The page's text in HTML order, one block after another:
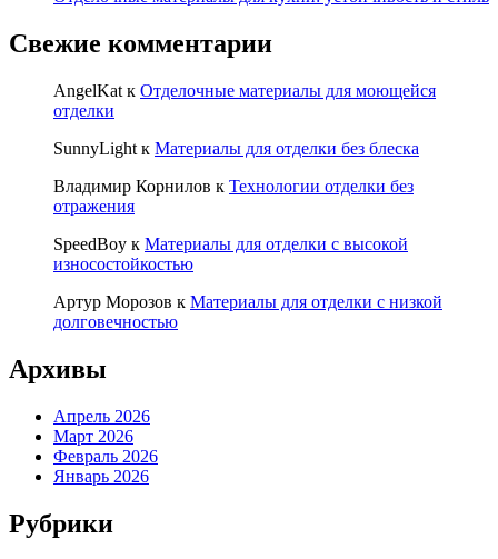
Свежие комментарии
AngelKat к Отделочные материалы для моющейся
отделки
SunnyLight к Материалы для отделки без блеска
Владимир Корнилов к Технологии отделки без
отражения
SpeedBoy к Материалы для отделки с высокой
износостойкостью
Артур Морозов к Материалы для отделки с низкой
долговечностью
Архивы
Апрель 2026
Март 2026
Февраль 2026
Январь 2026
Рубрики